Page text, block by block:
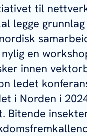
til
legge
en
innen
ledet
i Norden i
Bitende